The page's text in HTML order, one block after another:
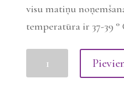
visu matiņu
temperatūra ir 37-39 °
LIPOSOLUBLE